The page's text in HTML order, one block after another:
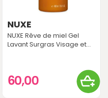
NUXE
NUXE Rêve de miel Gel
Lavant Surgras Visage et...
60,00